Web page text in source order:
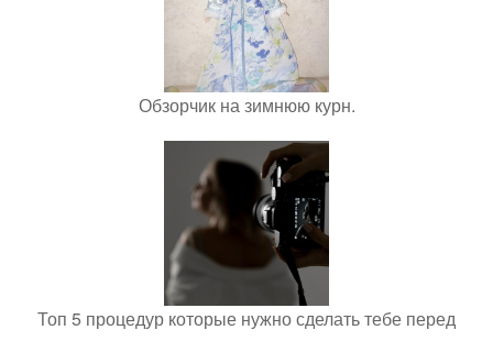
Обзорчик на зимнюю курн.
Топ 5 процедур которые нужно сделать тебе перед